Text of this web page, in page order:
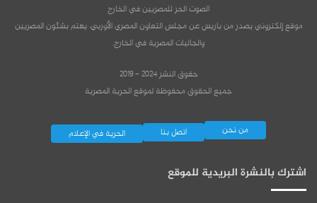
الصوت الحر للمصريين في الخارج
موقع إلكتروني يصدر من باريس عن مجلس التعاون المصري الأوربي، يهتم بشئون المصريين
والجاليات المصرية في الخارج.
حقوق النشر 2024 - 2019
جميع الحقوق محفوظة لموقع الحرية المصرية
من نحن اتصل بنا الحرية في الإعلام
اشترك بالنشرة البريدية للموقع